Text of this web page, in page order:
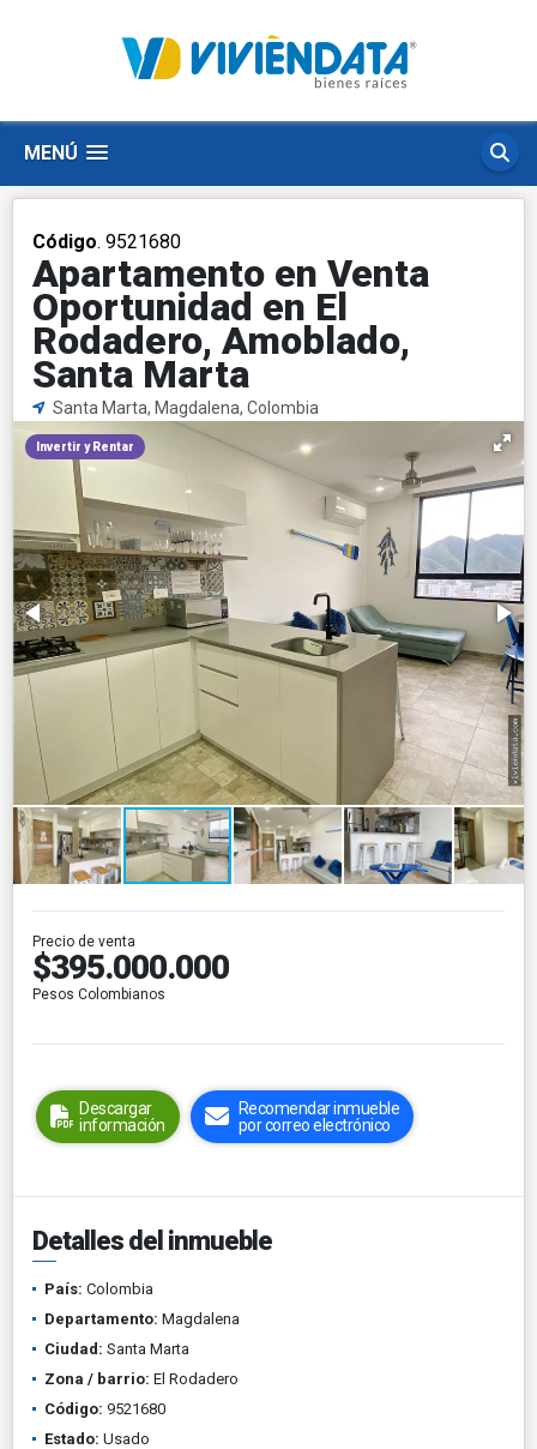
MENÚ
Código. 9521680
Apartamento en Venta
Oportunidad en El
Rodadero, Amoblado,
Santa Marta
Santa Marta, Magdalena, Colombia
Invertir y Rentar
Precio de venta
$395.000.000
Pesos Colombianos
Descargar
información
Recomendar inmueble
por correo electrónico
Detalles del inmueble
País: Colombia
Departamento: Magdalena
Ciudad: Santa Marta
Zona / barrio: El Rodadero
Código: 9521680
Estado: Usado